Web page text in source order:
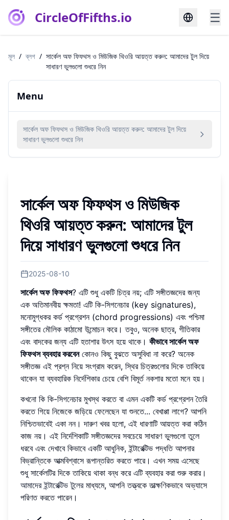
CircleOfFifths.io ☰
মূল / ব্লগ / সার্কেল অফ ফিফথস ও মিউজিক থিওরি আয়ত্ত করুন: আমাদের টুল দিয়ে
সাধারণ ভুলগুলো শুধরে নিন
Menu
সার্কেল অফ ফিফথস ও মিউজিক থিওরি আয়ত্ত করুন: আমাদের টুল দিয়ে
সাধারণ ভুলগুলো শুধরে নিন
সার্কেল অফ ফিফথস ও মিউজিক
থিওরি আয়ত্ত করুন: আমাদের টুল
দিয়ে সাধারণ ভুলগুলো শুধরে নিন
2025-08-10
সার্কেল অফ ফিফথস? এটি শুধু একটি চিত্র নয়; এটি সঙ্গীতজ্ঞদের জন্য
এক অতিমানবীয় ক্ষমতা! এটি কি-সিগনেচার (key signatures),
মনোমুগ্ধকর কর্ড প্রগ্রেশন (chord progressions) এবং পশ্চিমা
সঙ্গীতের মৌলিক কাঠামো উন্মোচন করে। তবুও, অনেক ছাত্র, গীতিকার
এবং বাদকের জন্য এটি হতাশার উৎস হয়ে থাকে। কীভাবে সার্কেল অফ
ফিফথস ব্যবহার করবেনকোনও কিছু বুঝতে অসুবিধা না করে? অনেক
সঙ্গীতজ্ঞ এই প্রশ্ন নিয়ে সংগ্রাম করেন, স্থির চিত্রগুলোর দিকে তাকিয়ে
থাকেন যা ব্যবহারিক নির্দেশিকার চেয়ে বেশি বিমূর্ত নকশার মতো মনে হয়।
কখনো কি কি-সিগনেচার মুখস্থ করতে বা এমন একটি কর্ড প্রগ্রেশন তৈরি
করতে গিয়ে নিজেকে জড়িয়ে ফেলেছেন যা শুনতে... বেখাপ্পা লাগে? আপনি
নিশ্চিতভাবেই একা নন। দারুণ খবর হলো, এই ধারণাটি আয়ত্ত করা কঠিন
কাজ নয়। এই নির্দেশিকাটি সঙ্গীতজ্ঞদের সবচেয়ে সাধারণ ভুলগুলো তুলে
ধরবে এবং দেখাবে কিভাবে একটি আধুনিক, ইন্টারেক্টিভ পদ্ধতি আপনার
বিভ্রান্তিকে আত্মবিশ্বাসে রূপান্তরিত করতে পারে। এখন সময় এসেছে
শুধু সার্কেলটির দিকে তাকিয়ে থাকা বন্ধ করে এটি ব্যবহার করা শুরু করার।
আমাদের ইন্টারেক্টিভ টুলেরমাধ্যমে, আপনি তত্ত্বকে তাত্ক্ষণিকভাবে অভ্যাসে
পরিণত করতে পারেন।